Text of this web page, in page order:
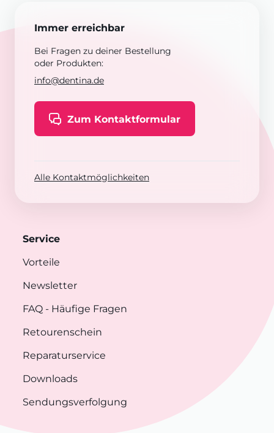
Immer erreichbar
Bei Fragen zu deiner Bestellung
oder Produkten:
info@dentina.de
Zum Kontaktformular
Alle Kontaktmöglichkeiten
Service
Vorteile
Newsletter
FAQ - Häufige Fragen
Retourenschein
Reparaturservice
Downloads
Sendungsverfolgung